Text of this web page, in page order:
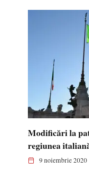
Modificări la
regiunea
9 noiembrie 2020